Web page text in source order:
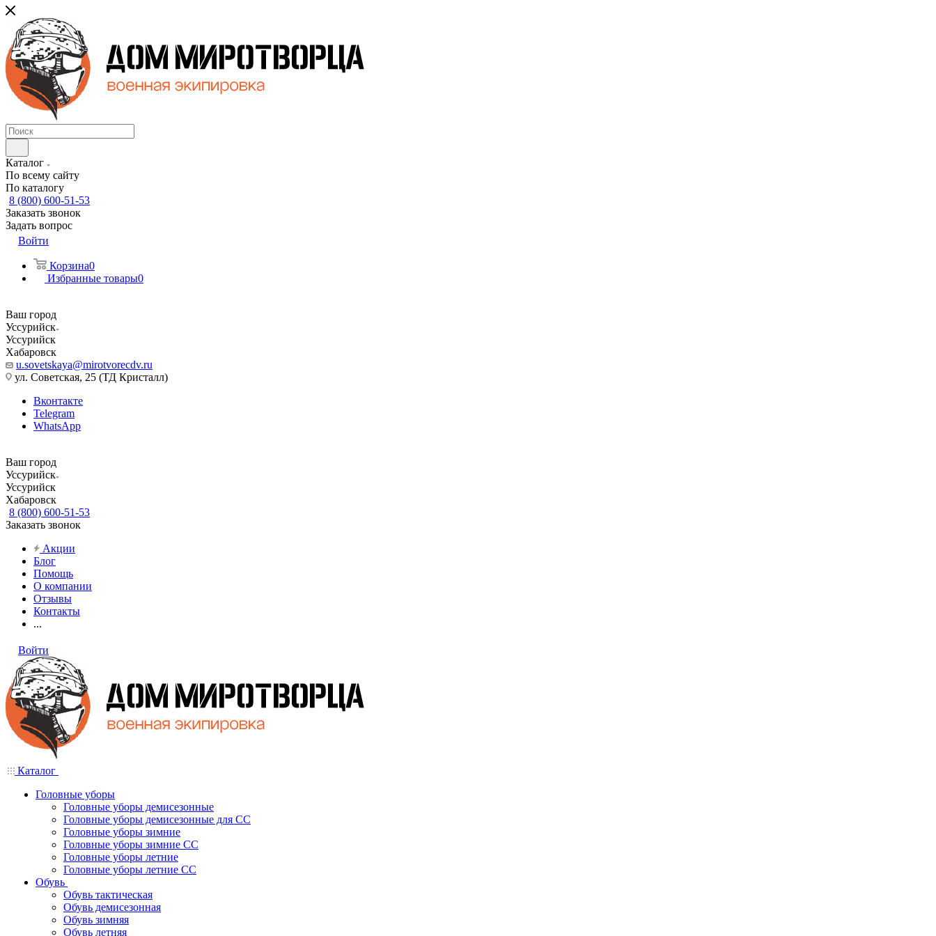
Каталог
По всему сайту
По каталогу
8 (800) 600-51-53
Заказать звонок
Задать вопрос
Войти
Корзина0
Избранные товары0
Ваш город
Уссурийск
Уссурийск
Хабаровск
u.sovetskaya@mirotvorecdv.ru
ул. Советская, 25 (ТД Кристалл)
Вконтакте
Telegram
WhatsApp
Ваш город
Уссурийск
Уссурийск
Хабаровск
8 (800) 600-51-53
Заказать звонок
Акции
Блог
Помощь
О компании
Отзывы
Контакты
...
Войти
Каталог
Головные уборы
Головные уборы демисезонные
Головные уборы демисезонные для СС
Головные уборы зимние
Головные уборы зимние СС
Головные уборы летние
Головные уборы летние СС
Обувь
Обувь тактическая
Обувь демисезонная
Обувь зимняя
Обувь летняя